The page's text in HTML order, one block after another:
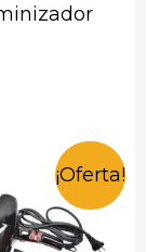
¡Oferta!